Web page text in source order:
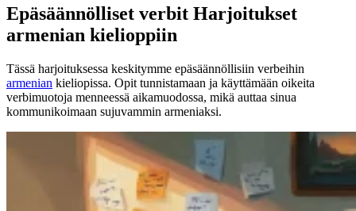
Epäsäännölliset verbit Harjoitukset
armenian kielioppiin
Tässä harjoituksessa keskitymme epäsäännöllisiin verbeihin
armenian kieliopissa. Opit tunnistamaan ja käyttämään oikeita
verbimuotoja menneessä aikamuodossa, mikä auttaa sinua
kommunikoimaan sujuvammin armeniaksi.